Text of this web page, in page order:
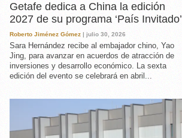
Getafe dedica a China la edición
2027 de su programa ‘País Invitado’
Roberto Jiménez Gómez | julio 30, 2026
Sara Hernández recibe al embajador chino, Yao
Jing, para avanzar en acuerdos de atracción de
inversiones y desarrollo económico. La sexta
edición del evento se celebrará en abril...